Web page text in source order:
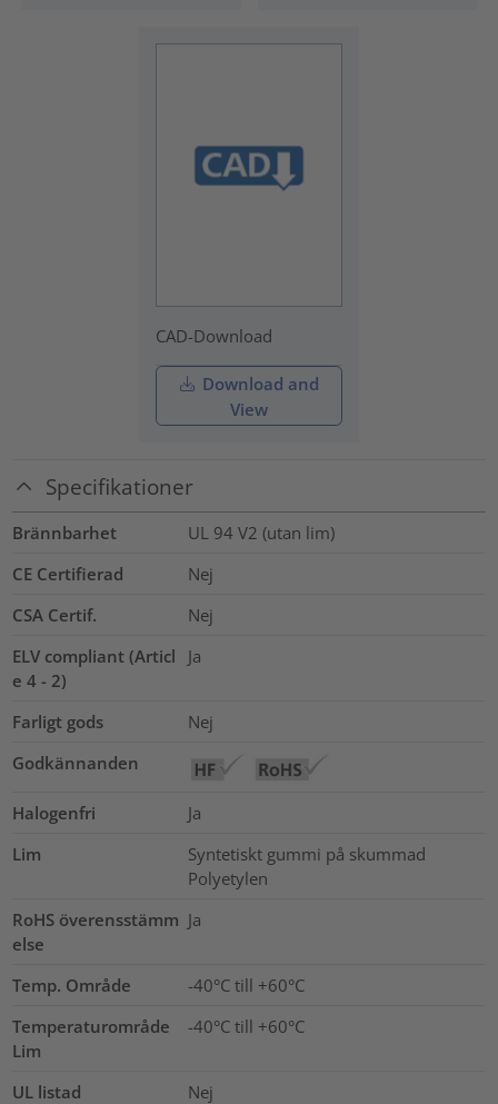
CAD-Download
Download and
View
Specifikationer
Brännbarhet
UL 94 V2 (utan lim)
CE Certifierad
Nej
CSA Certif.
Nej
ELV compliant (Articl
e 4 - 2)
Ja
Farligt gods
Nej
Godkännanden
Halogenfri
Ja
Lim
Syntetiskt gummi på skummad
Polyetylen
RoHS överensstämm
else
Ja
Temp. Område
-40°C till +60°C
Temperaturområde
Lim
-40°C till +60°C
UL listad
Nej